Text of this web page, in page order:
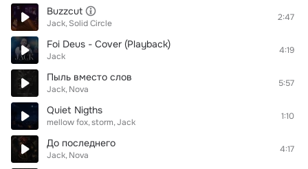
Buzzcut
Jack Solid Circle
2:47
Foi Deus - Cover (Playback)
Jack
4:19
Пыль вместо слов
Jack Nova
5:57
Quiet Nigths
mellow fox storm Jack
1:10
До последнего
Jack Nova
4:17